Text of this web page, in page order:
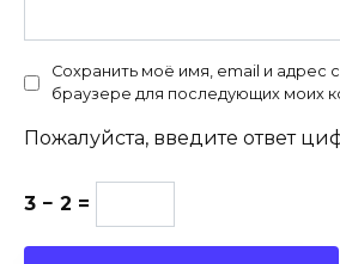
Сохранить моё имя, email и адрес
браузере для последующих моих
Пожалуйста, введите ответ
3 − 2 =